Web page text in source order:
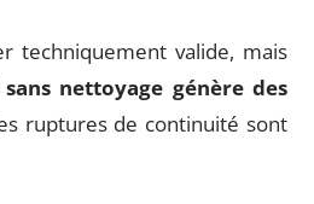
techniquement valide, mais
nettoyage génère des
ruptures de continuité sont